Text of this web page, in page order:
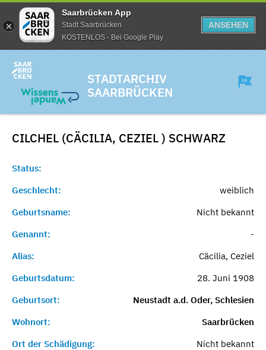
Saarbrücken App
Stadt Saarbrücken
KOSTENLOS - Bei Google Play
ANSEHEN
STADTARCHIV
SAARBRÜCKEN
CILCHEL (CÄCILIA, CEZIEL ) SCHWARZ
Status:
Geschlecht:
weiblich
Geburtsname:
Nicht bekannt
Genannt:
-
Alias:
Cäcilia, Ceziel
Geburtsdatum:
28. Juni 1908
Geburtsort:
Neustadt a.d. Oder, Schlesien
Wohnort:
Saarbrücken
Ort der Schädigung:
Nicht bekannt